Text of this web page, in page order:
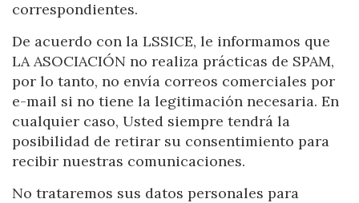
correspondientes.
De acuerdo con la LSSICE, le informamos que
LA ASOCIACIÓN no realiza prácticas de SPAM,
por lo tanto, no envía correos comerciales por
e-mail si no tiene la legitimación necesaria. En
cualquier caso, Usted siempre tendrá la
posibilidad de retirar su consentimiento para
recibir nuestras comunicaciones.
No trataremos sus datos personales para